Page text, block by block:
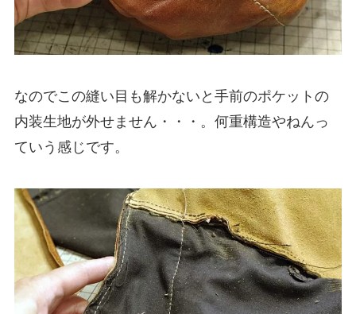
なのでこの縫い目も解かないと手前のポケットの
内装生地が外せません・・・。何重構造やねんっ
ていう感じです。